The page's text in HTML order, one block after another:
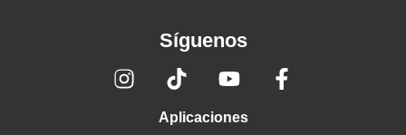
Síguenos
Aplicaciones